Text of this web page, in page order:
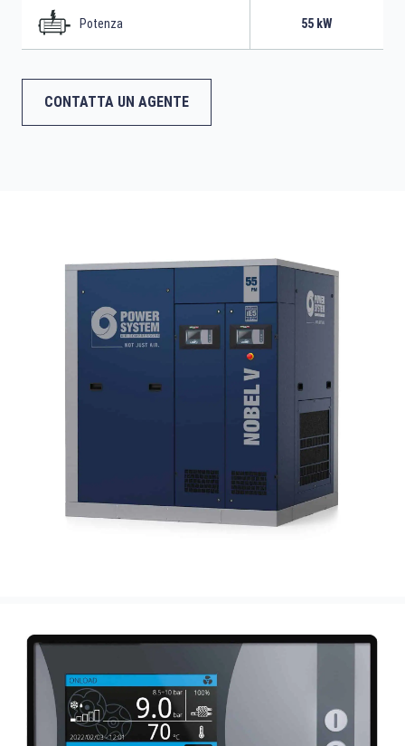
quelli necessari alla manutenzione, consente di
posizionarli anche in ambienti con spazi limitati.
Potenza 55 kW
CONTATTA UN AGENTE